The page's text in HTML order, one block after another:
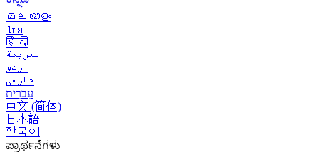
മലയാളം
ไทย
हिंदी
العربية
اردو
فارسی
עִברִית
中文 (简体)
日本語
한국어
ಪ್ರಾರ್ಥನೆಗಳು